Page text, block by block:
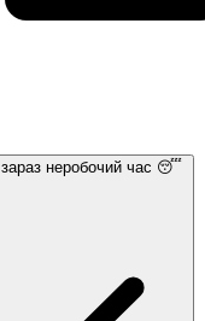
зараз неробочий час 😴